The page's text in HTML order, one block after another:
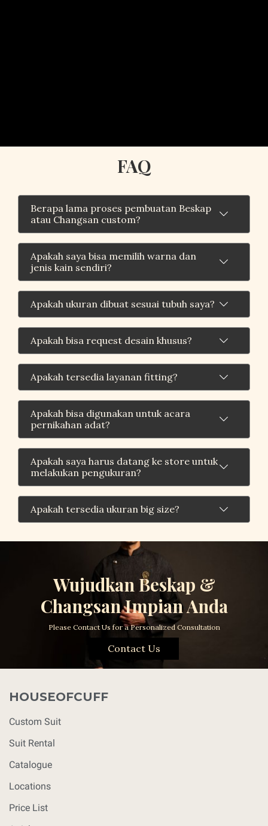
FAQ
Berapa lama proses pembuatan Beskap
atau Changsan custom?
Apakah saya bisa memilih warna dan
jenis kain sendiri?
Apakah ukuran dibuat sesuai tubuh saya?
Apakah bisa request desain khusus?
Apakah tersedia layanan fitting?
Apakah bisa digunakan untuk acara
pernikahan adat?
Apakah saya harus datang ke store untuk
melakukan pengukuran?
Apakah tersedia ukuran big size?
Wujudkan Beskap &
Changsan Impian Anda
Please Contact Us for a Personalized Consultation
Contact Us
HOUSEOFCUFF
Custom Suit
Suit Rental
Catalogue
Locations
Price List